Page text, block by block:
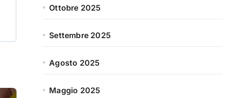
Ottobre 2025
Settembre 2025
Agosto 2025
Maggio 2025